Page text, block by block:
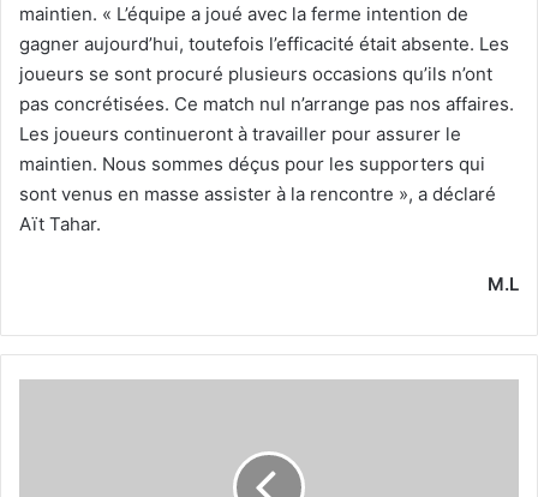
maintien. « L’équipe a joué avec la ferme intention de
gagner aujourd’hui, toutefois l’efficacité était absente. Les
joueurs se sont procuré plusieurs occasions qu’ils n’ont
pas concrétisées. Ce match nul n’arrange pas nos affaires.
Les joueurs continueront à travailler pour assurer le
maintien. Nous sommes déçus pour les supporters qui
sont venus en masse assister à la rencontre », a déclaré
Aït Tahar.
M.L